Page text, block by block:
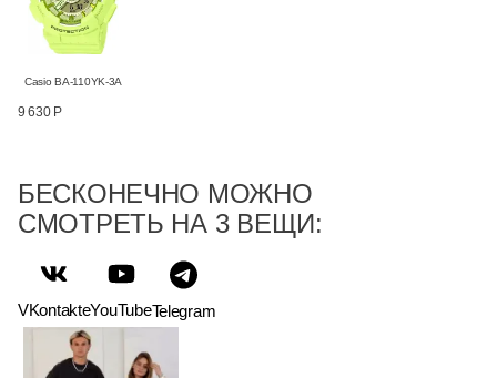
Casio BA-110YK-3A
9 630 Р
БЕСКОНЕЧНО МОЖНО
СМОТРЕТЬ НА 3 ВЕЩИ:
VKontakteYouTubeTelegram